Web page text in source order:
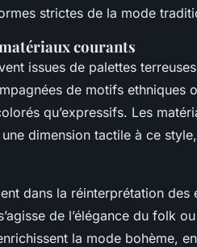
strictes de la mode
courants
issues de palettes
de motifs ethniques
qu’expressifs. Les
dimension tactile à ce
dans la réinterprétation des
de l’élégance du folk
la mode bohème,